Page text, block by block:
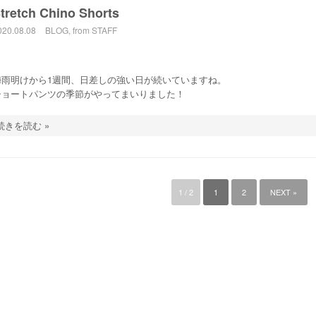
Chino Shorts
BLOG from STAFF
明けから1週間、日差しの強い日が続いていますね。
ートパンツの季節がやってまいりました！
きを読む »
1 / 2 1 2 NEXT »